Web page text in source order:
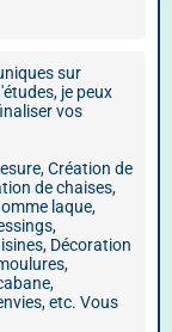
sur
je peux
vos
Création de
de chaises,
laque,
Décoration
etc. Vous